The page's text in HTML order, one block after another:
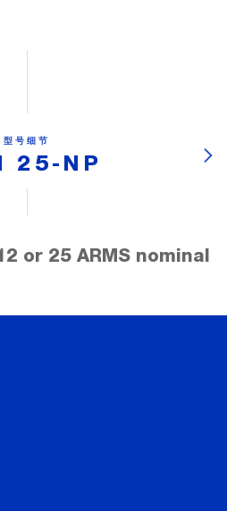
型号细节
25-NP
or 25 ARMS nominal